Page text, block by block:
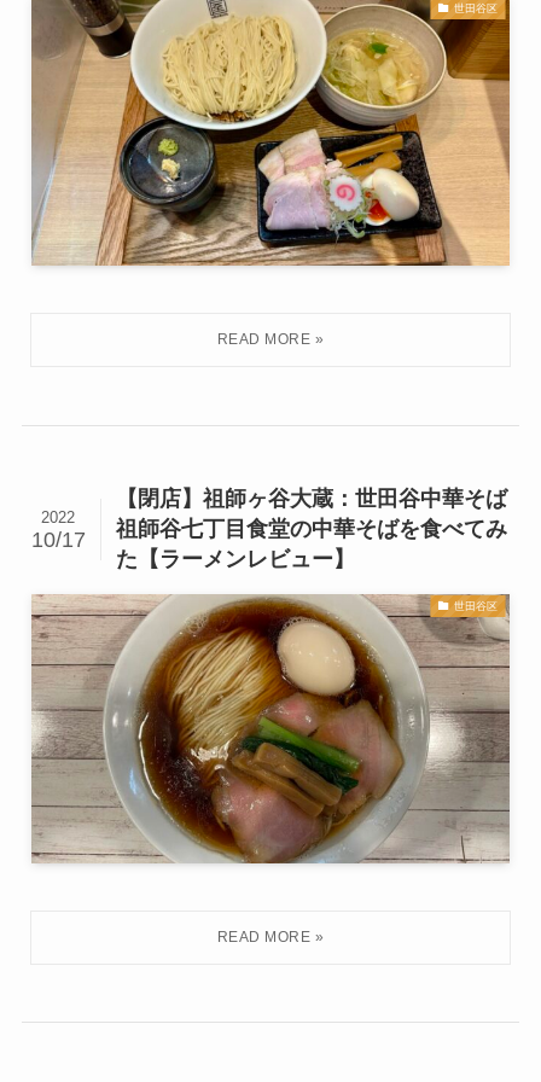
世田谷区
【閉店】祖師ヶ谷大蔵：世田谷中華そば
祖師谷七丁目食堂の中華そばを食べてみ
た【ラーメンレビュー】
2022
10/17
世田谷区